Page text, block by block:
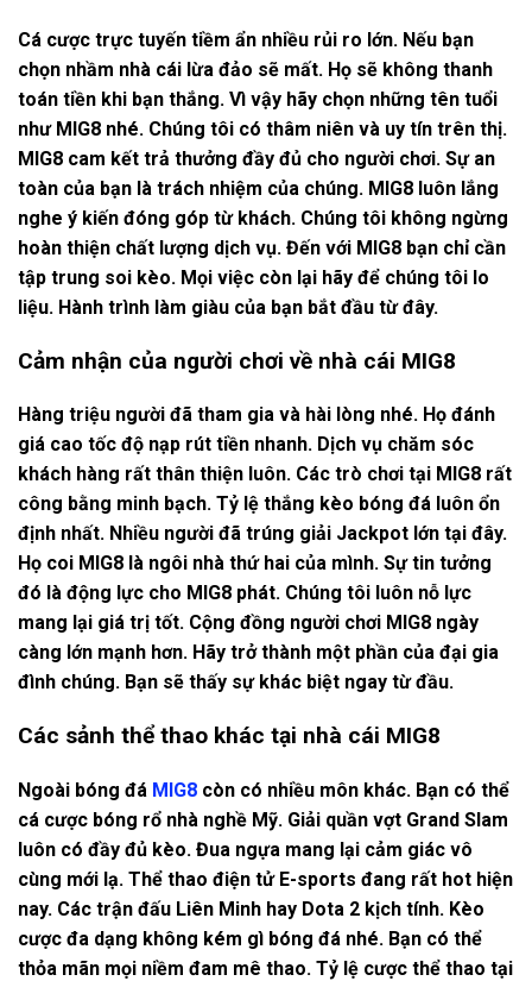
Cá cược trực tuyến tiềm ẩn nhiều rủi ro lớn. Nếu bạn
chọn nhầm nhà cái lừa đảo sẽ mất. Họ sẽ không thanh
toán tiền khi bạn thắng. Vì vậy hãy chọn những tên tuổi
như MIG8 nhé. Chúng tôi có thâm niên và uy tín trên thị.
MIG8 cam kết trả thưởng đầy đủ cho người chơi. Sự an
toàn của bạn là trách nhiệm của chúng. MIG8 luôn lắng
nghe ý kiến đóng góp từ khách. Chúng tôi không ngừng
hoàn thiện chất lượng dịch vụ. Đến với MIG8 bạn chỉ cần
tập trung soi kèo. Mọi việc còn lại hãy để chúng tôi lo
liệu. Hành trình làm giàu của bạn bắt đầu từ đây.
Cảm nhận của người chơi về nhà cái MIG8
Hàng triệu người đã tham gia và hài lòng nhé. Họ đánh
giá cao tốc độ nạp rút tiền nhanh. Dịch vụ chăm sóc
khách hàng rất thân thiện luôn. Các trò chơi tại MIG8 rất
công bằng minh bạch. Tỷ lệ thắng kèo bóng đá luôn ổn
định nhất. Nhiều người đã trúng giải Jackpot lớn tại đây.
Họ coi MIG8 là ngôi nhà thứ hai của mình. Sự tin tưởng
đó là động lực cho MIG8 phát. Chúng tôi luôn nỗ lực
mang lại giá trị tốt. Cộng đồng người chơi MIG8 ngày
càng lớn mạnh hơn. Hãy trở thành một phần của đại gia
đình chúng. Bạn sẽ thấy sự khác biệt ngay từ đầu.
Các sảnh thể thao khác tại nhà cái MIG8
Ngoài bóng đá MIG8 còn có nhiều môn khác. Bạn có thể
cá cược bóng rổ nhà nghề Mỹ. Giải quần vợt Grand Slam
luôn có đầy đủ kèo. Đua ngựa mang lại cảm giác vô
cùng mới lạ. Thể thao điện tử E-sports đang rất hot hiện
nay. Các trận đấu Liên Minh hay Dota 2 kịch tính. Kèo
cược đa dạng không kém gì bóng đá nhé. Bạn có thể
thỏa mãn mọi niềm đam mê thao. Tỷ lệ cược thể thao tại